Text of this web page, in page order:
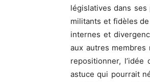
législatives dans
militants et fidèles
internes et
aux autres
repositionner,
astuce qui pourrait